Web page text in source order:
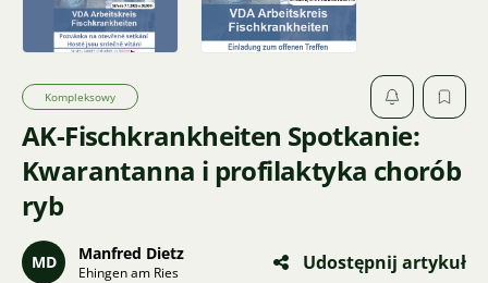
AK-Fischkrankheiten Spotkanie:
Kwarantanna i profilaktyka chorób
ryb
Kompleksowy
MD Manfred Dietz
Ehingen am Ries Udostępnij artykuł